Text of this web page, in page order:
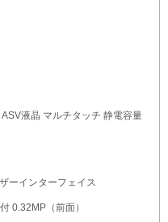
液晶 マルチタッチ 静電容量
ーインターフェイス
0.32MP（前面）